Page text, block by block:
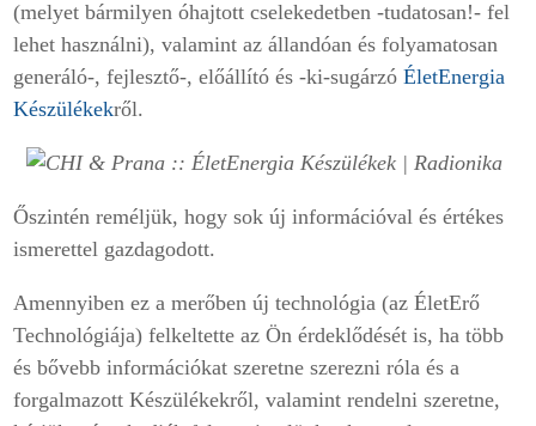
(melyet bármilyen óhajtott cselekedetben -tudatosan!- fel
lehet használni), valamint az állandóan és folyamatosan
generáló-, fejlesztő-, előállító és -ki-sugárzó ÉletEnergia
Készülékekről.
Őszintén reméljük, hogy sok új információval és értékes
ismerettel gazdagodott.
Amennyiben ez a merőben új technológia (az ÉletErő
Technológiája) felkeltette az Ön érdeklődését is, ha több
és bővebb információkat szeretne szerezni róla és a
forgalmazott Készülékekről, valamint rendelni szeretne,